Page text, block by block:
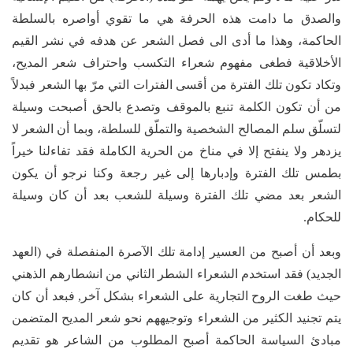
والصدق ما دامت هذه الحرفة هي ما تقوي أواصره بالسلطة
الحاكمة، وهذا ما أدى الى فصل الشعر عن هدفه في نشر القيم
الأخلاقية فطغى مفهوم شعراء التكسب واحتراف شعر المديح،
وتكاد تكون تلك الفترة من أقسى الفترات التي مرّ بها الشعر فبدلاً
من أن تكون الكلمة تنبع بالموقف وتصدع بالحق أصبحت وسيلة
لتسلّق سلم المصالح الشخصية والتملّق للسلطة، وبما أن الشعر لا
يزدهر ولا ينفتح إلا في مناخ من الحرية الكاملة فقد تفاءلنا خيراً
بطمس تلك الفترة وإدبارها إلى غير رجعة وكنا نرجو أن يكون
الشعر بعد مضي تلك الفترة وسيلة للشعب بعد أن كان وسيلة
للحكام.
وبعد أن أصبح من العسير إدامة تلك الآصرة المنفصلة في (العهد
الجديد) فقد استخدم الشعراء الشطر الثاني من انشطارهم الذهني
حيث طغت الروح التجارية على الشعراء بشكل آخر, فبعد أن كان
يتم تجنيد الكثير من الشعراء وتوجيههم نحو شعر المديح المتضمن
مبادئ السياسة الحاكمة أصبح المطلوب من الشاعر هو تقديم